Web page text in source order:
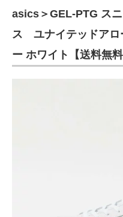
asics＞GEL-PTG ス
ス ユナイテッドアロ
ー ホワイト【送料無料